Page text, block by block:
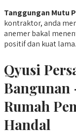
Tanggungan Mutu
kontraktor, anda
anemer bakal
positif dan kuat lama.
Qyusi
Bangunan
Rumah
Handal